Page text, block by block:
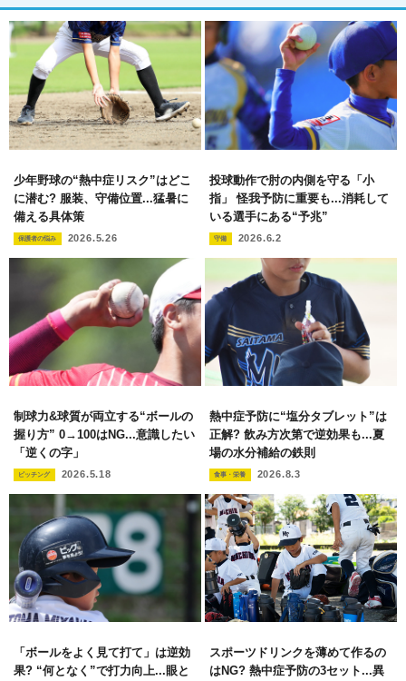
少年野球の“熱中症リスク”はどこ
に潜む? 服装、守備位置...猛暑に
備える具体策
保護者の悩み 2026.5.26
投球動作で肘の内側を守る「小
指」 怪我予防に重要も...消耗して
いる選手にある“予兆”
守備 2026.6.2
制球力&球質が両立する“ボールの
握り方” 0→100はNG...意識したい
「逆くの字」
ピッチング 2026.5.18
熱中症予防に“塩分タブレット”は
正解? 飲み方次第で逆効果も...夏
場の水分補給の鉄則
食事・栄養 2026.8.3
「ボールをよく見て打て」は逆効
果? “何となく”で打力向上...眼と
スポーツドリンクを薄めて作るの
はNG? 熱中症予防の3セット...異